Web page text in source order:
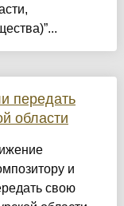
передать
области
и
свою